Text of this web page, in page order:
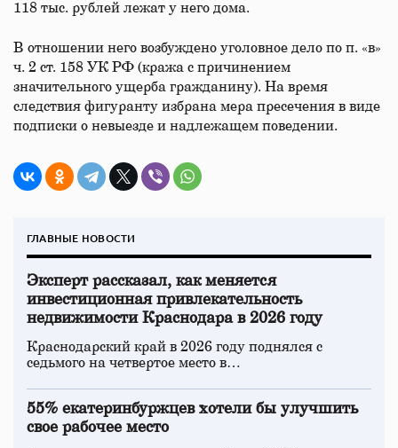
118 тыс. рублей лежат у него дома.
В отношении него возбуждено уголовное дело по п. «в»
ч. 2 ст. 158 УК РФ (кража с причинением
значительного ущерба гражданину). На время
следствия фигуранту избрана мера пресечения в виде
подписки о невыезде и надлежащем поведении.
ГЛАВНЫЕ НОВОСТИ
Эксперт рассказал, как меняется
инвестиционная привлекательность
недвижимости Краснодара в 2026 году
Краснодарский край в 2026 году поднялся с
седьмого на четвертое место в…
55% екатеринбуржцев хотели бы улучшить
свое рабочее место